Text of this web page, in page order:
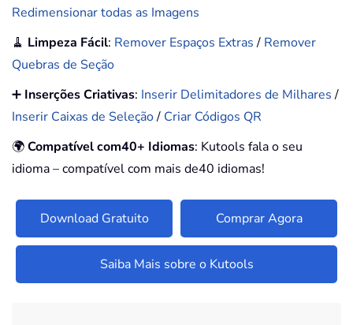
Redimensionar todas as Imagens
🧹 Limpeza Fácil: Remover Espaços Extras/ Remover
Quebras de Seção
➕ Inserções Criativas: Inserir Delimitadores de Milhares/
Inserir Caixas de Seleção/ Criar Códigos QR
🌍Compatível com40+ Idiomas: Kutools fala o seu
idioma – compatível com mais de40 idiomas!
Download Gratuito Comprar Agora
Saiba Mais sobre o Kutools